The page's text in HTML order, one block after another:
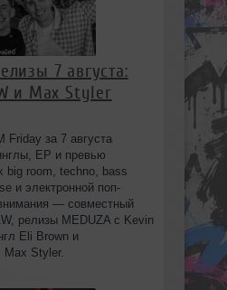
7 августа:
и Max Styler
Friday за 7 августа
EP и превью
big room, techno, bass
и электронной поп-
— совместный
релизы MEDUZA с Kevin
Eli Brown и
Max Styler.